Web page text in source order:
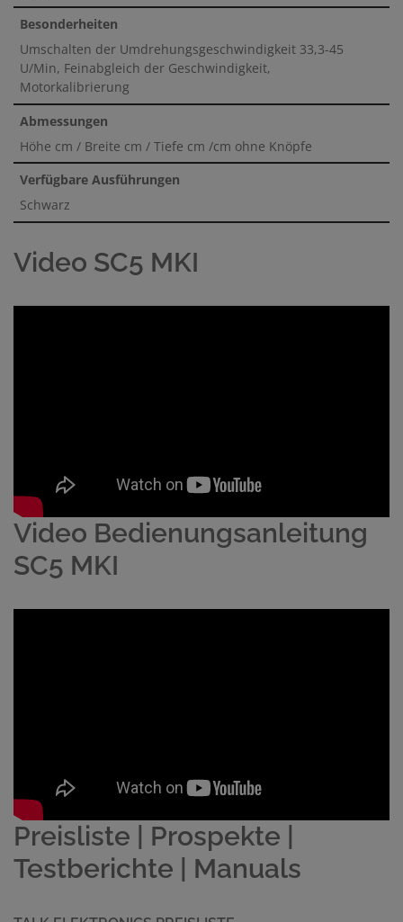
Besonderheiten
Umschalten der Umdrehungsgeschwindigkeit 33,3-45
U/Min, Feinabgleich der Geschwindigkeit,
Motorkalibrierung
Abmessungen
Höhe cm / Breite cm / Tiefe cm /cm ohne Knöpfe
Verfügbare Ausführungen
Schwarz
Video SC5 MKI
Video Bedienungsanleitung
SC5 MKI
Preisliste | Prospekte |
Testberichte | Manuals